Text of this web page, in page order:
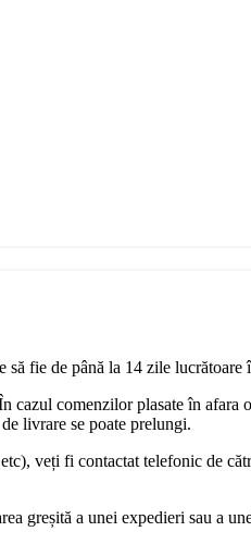
să fie de până la 14 zile
comenzilor plasate în
livrare se poate prelungi.
veți fi contactat telefonic de
greșită a unei expedieri sau a